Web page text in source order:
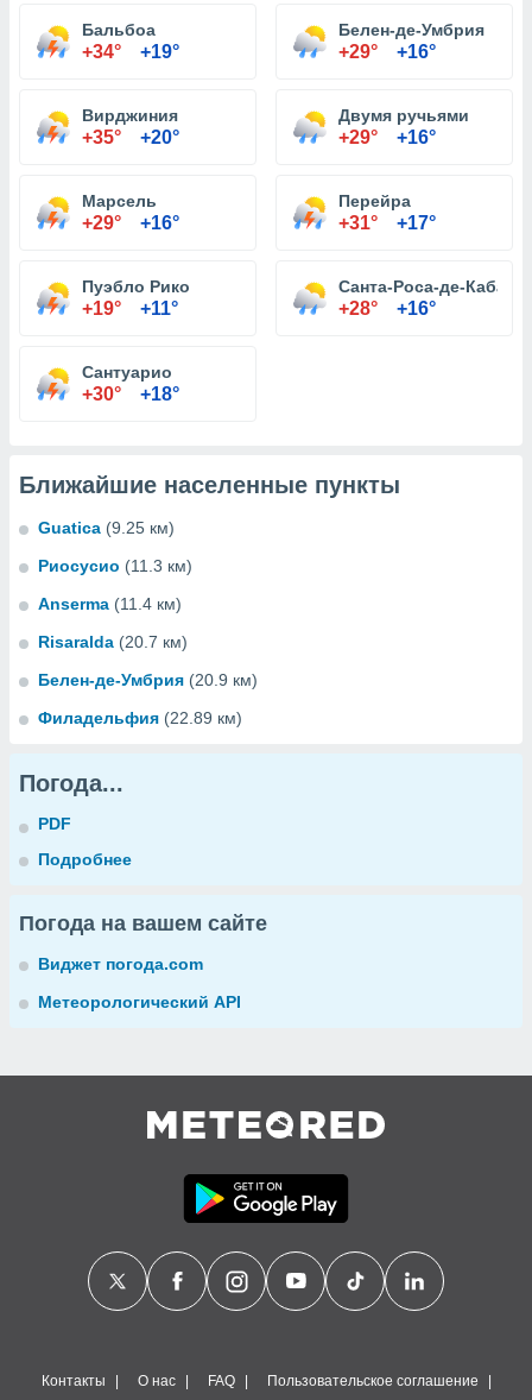
Бальбоа
+34° +19°
Белен-де-Умбрия
+29° +16°
Вирджиния
+35° +20°
Двумя ручьями
+29° +16°
Марсель
+29° +16°
Перейра
+31° +17°
Пуэбло Рико
+19° +11°
Санта-Роса-де-Кабаль
+28° +16°
Сантуарио
+30° +18°
Ближайшие населенные пункты
Guatica (9.25 км)
Риосусио (11.3 км)
Anserma (11.4 км)
Risaralda (20.7 км)
Белен-де-Умбрия (20.9 км)
Филадельфия (22.89 км)
Погода...
PDF
Подробнее
Погода на вашем сайте
Виджет погода.com
Метеорологический API
Контакты О нас FAQ Пользовательское соглашение